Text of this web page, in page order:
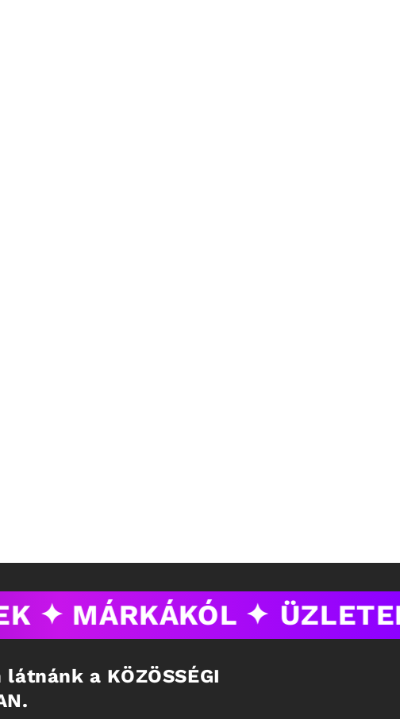
✦ MÁRKÁKÓL ✦
látnánk a KÖZÖSSÉGI